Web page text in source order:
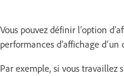
Vous pouvez définir l’option
performances d’affichage
Par exemple, si vous travaillez